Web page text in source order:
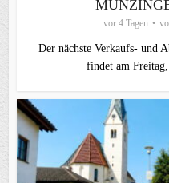
vor 4 Tagen
Der nächste Verkaufs- und
findet am Freitag,